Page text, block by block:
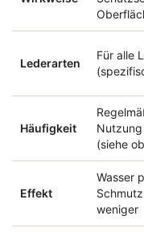
Lederarten
Für alle
Häufigkeit
(siehe
Effekt
Wasser
weniger